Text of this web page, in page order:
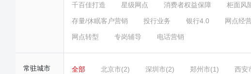
千百佳打造 星级网点 消费者权益保障 柜面风
存量/休眠客户营销 投行业务 银行4.0 网点经
网点转型 专岗辅导 电话营销
常驻城市 全部 北京市(2) 深圳市(2) 郑州市(1) 西安